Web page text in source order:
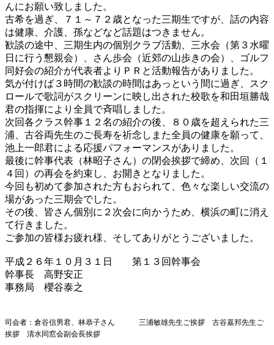
んにお願い致しました。
古希を過ぎ、７１～７２歳となった三期生ですが、話の内容
は健康、介護、孫などなど話題はつきません。
歓談の途中、三期生内の個別クラブ活動、三水会（第３水曜
日に行う懇親会）、さん歩会（近郊の山歩きの会）、ゴルフ
同好会の紹介が代表者よりＰＲと活動報告がありました。
気が付けば３時間の歓談の時間はあっという間に過ぎ、スク
ロールで歌詞がスクリーンに映し出された校歌を和田垣勝哉
君の指揮により全員で斉唱しました。
次回各クラス幹事１２名の紹介の後、８０歳を超えられた三
浦、古谷両先生のご長寿を祈念しまた全員の健康を願って、
池上一郎君による応援パフォーマンスがありました。
最後に幹事代表（林昭子さん）の閉会挨拶で締め、次回（１
４回）の再会を約束し、お開きとなりました。
今回も初めて参加された方もおられて、色々な楽しい交流の
場があった三期会でした。
その後、皆さん個別に２次会に向かうため、横浜の町に消え
て行きました。
ご参加の皆様お疲れ様、そしてありがとうございました。
平成２６年１０月３１日 第１３回幹事会
幹事長 高野安正
事務局 櫻谷泰之
司会者：倉谷信男君、林恭子さん 三浦敏雄先生ご挨拶
古谷嘉邦先生ご
挨拶 清水同窓会副会長挨拶